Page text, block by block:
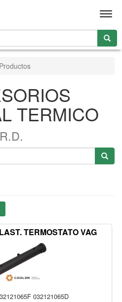
Productos
TERMICO
R.D.
TERMOSTATO VAG
032121065D